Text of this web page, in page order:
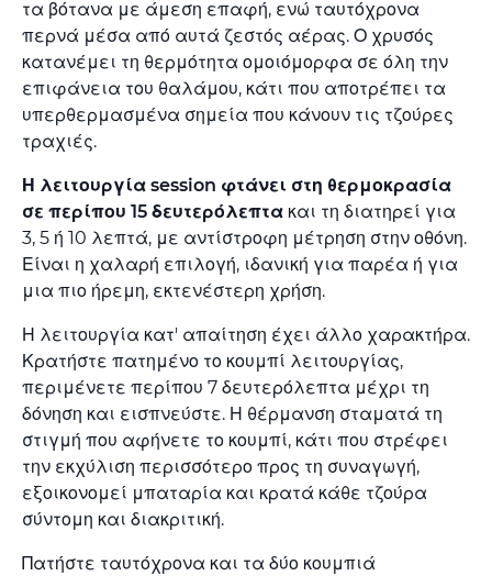
τα βότανα με άμεση επαφή, ενώ ταυτόχρονα
περνά μέσα από αυτά ζεστός αέρας. Ο χρυσός
κατανέμει τη θερμότητα ομοιόμορφα σε όλη την
επιφάνεια του θαλάμου, κάτι που αποτρέπει τα
υπερθερμασμένα σημεία που κάνουν τις τζούρες
τραχιές.
Η λειτουργία session φτάνει στη θερμοκρασία
σε περίπου 15 δευτερόλεπτα και τη διατηρεί για
3, 5 ή 10 λεπτά, με αντίστροφη μέτρηση στην οθόνη.
Είναι η χαλαρή επιλογή, ιδανική για παρέα ή για
μια πιο ήρεμη, εκτενέστερη χρήση.
Η λειτουργία κατ' απαίτηση έχει άλλο χαρακτήρα.
Κρατήστε πατημένο το κουμπί λειτουργίας,
περιμένετε περίπου 7 δευτερόλεπτα μέχρι τη
δόνηση και εισπνεύστε. Η θέρμανση σταματά τη
στιγμή που αφήνετε το κουμπί, κάτι που στρέφει
την εκχύλιση περισσότερο προς τη συναγωγή,
εξοικονομεί μπαταρία και κρατά κάθε τζούρα
σύντομη και διακριτική.
Πατήστε ταυτόχρονα και τα δύο κουμπιά